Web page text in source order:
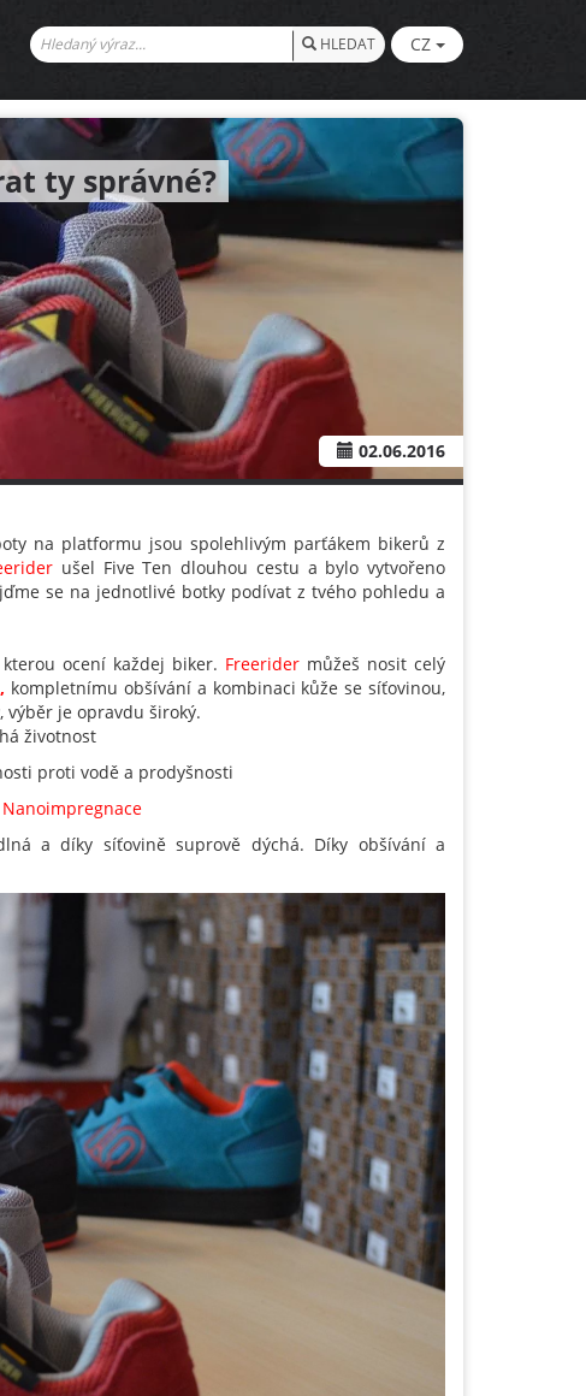
HLEDAT CZ
ty správné?
02.06.2016
na platformu jsou spolehlivým parťákem bikerů z
ušel Five Ten dlouhou cestu a bylo vytvořeno
se na jednotlivé botky podívat z tvého pohledu a
ocení každej biker. Freeridermůžeš nosit celý
, kompletnímu obšívání a kombinaci kůže se síťovinou,
výběr je opravdu široký.
životnost
proti vodě a prodyšnosti
Nanoimpregnace
a díky síťovině suprově dýchá. Díky obšívání a